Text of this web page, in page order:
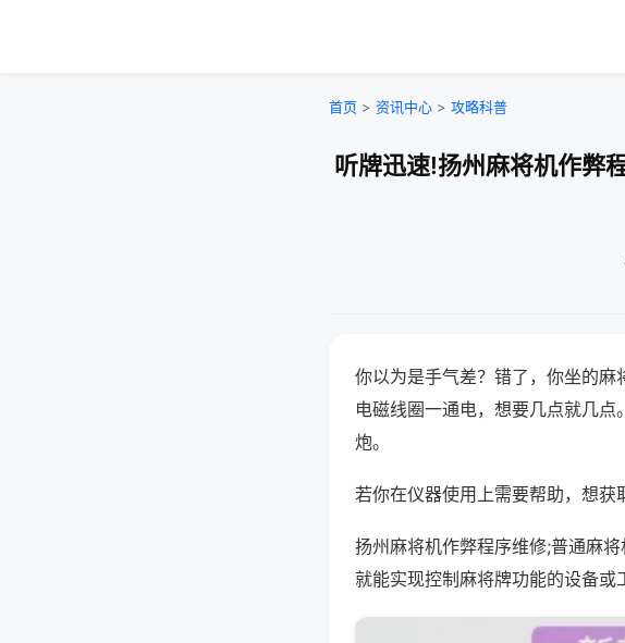
首页 > 资讯中心 > 攻略科普
听牌迅速!扬州麻将机作弊
你以为是手气差？错了，你坐的
电磁线圈一通电，想要几点就几
炮。
若你在仪器使用上需要帮助，想获
扬州麻将机作弊程序维修;普通麻
就能实现控制麻将牌功能的设备或